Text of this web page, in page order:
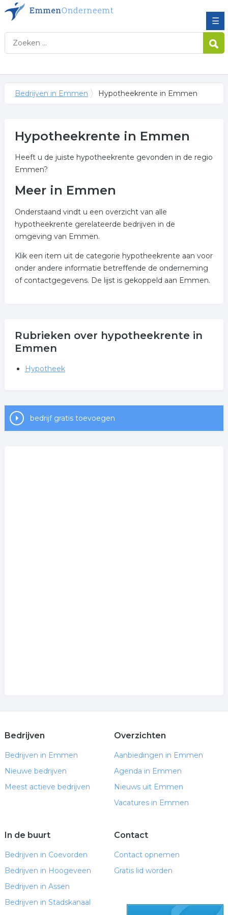
☰
Bedrijven in Emmen Hypotheekrente in Emmen
Hypotheekrente in Emmen
Heeft u de juiste hypotheekrente gevonden in de regio
Emmen?
Meer in Emmen
Onderstaand vindt u een overzicht van alle
hypotheekrente gerelateerde bedrijven in de
omgeving van Emmen.
Klik een item uit de categorie hypotheekrente aan voor
onder andere informatie betreffende de onderneming
of contactgegevens. De lijst is gekoppeld aan Emmen.
Rubrieken over hypotheekrente in
Emmen
Hypotheek
bedrijf gratis toevoegen
Bedrijven
Bedrijven in Emmen
Nieuwe bedrijven
Meest actieve bedrijven
Overzichten
Aanbiedingen in Emmen
Agenda in Emmen
Nieuws uit Emmen
Vacatures in Emmen
In de buurt
Bedrijven in Coevorden
Bedrijven in Hoogeveen
Bedrijven in Assen
Bedrijven in Stadskanaal
Contact
Contact opnemen
Gratis lid worden